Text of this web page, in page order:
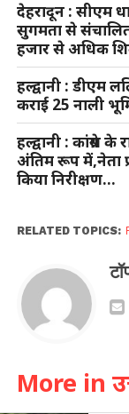
देहरादून : सीएम
सुगमता से संचालित
हजार से अधिक
हल्द्वानी : डीएम
कराई 25 नाली
हल्द्वानी : कांग्रेस
अंतिम रूप में,नेता
किया निरीक्षण…
RELATED TOPICS:
More in